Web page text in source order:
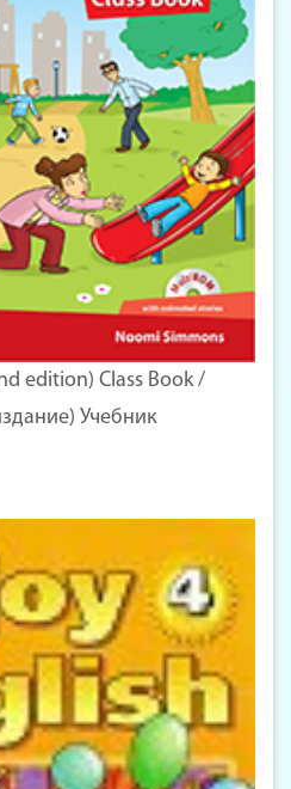
edition) Class Book /
Учебник